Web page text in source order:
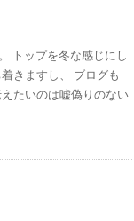
トップを冬な感じにし
きますし、 ブログも
たいのは嘘偽りのない